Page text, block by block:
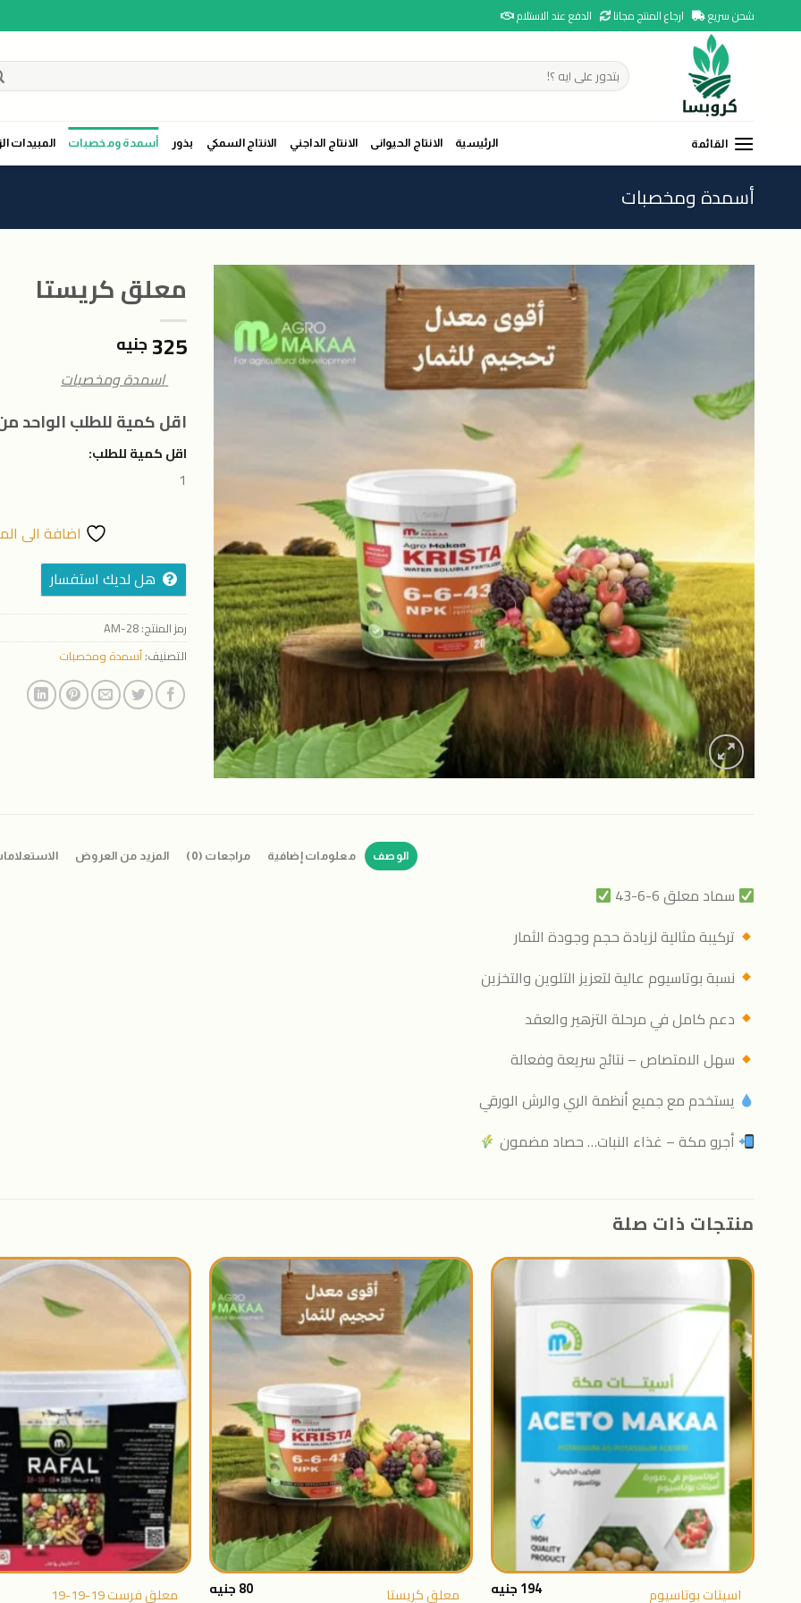
to
شحن سريع ارجاع المنتج مجانا الدفع عند الاستلام
البحث
عن:
القائمة الرئيسية الانتاج الحيوانى الانتاج الداجني الانتاج السمكي بذور أسمدة ومخصبات المبيدات
أسمدة ومخصبات
اضافة
معلق كريستا
325 جنيه
اسمدة ومخصبات
اقل كمية للطلب الواحد
اقل كمية للطلب:
1
اضافة الى
هل لديك استفسار
رمز المنتج:AM-28
التصنيف:أسمدة ومخصبات
الوصف معلومات إضافية مراجعات (0) المزيد من العروض
سماد معلق 6-6-43
تركيبة مثالية لزيادة حجم وجودة الثمار
نسبة بوتاسيوم عالية لتعزيز التلوين والتخزين
دعم كامل في مرحلة التزهير والعقد
سهل الامتصاص – نتائج سريعة وفعالة
يستخدم مع جميع أنظمة الري والرش الورقي
أجرو مكة – غذاء النبات… حصاد مضمون
منتجات ذات صلة
اضافة
الى
اسيتات بوتاسيوم 194جنيه
اضافة
+
معلق كريستا 80جنيه معلق فرست 19-19-19